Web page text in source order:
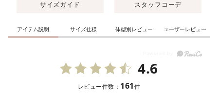
サイズガイド スタッフコーデ
アイテム説明 サイズ仕様 体型別レビュー ユーザーレビュー
4.6
レビュー件数： 161件